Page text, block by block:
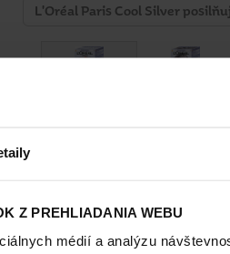
Z PREHLIADANIA WEBU
médií a analýzu